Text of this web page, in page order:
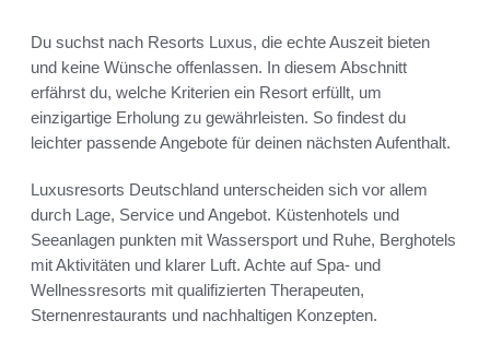
Du suchst nach Resorts Luxus, die echte Auszeit bieten
und keine Wünsche offenlassen. In diesem Abschnitt
erfährst du, welche Kriterien ein Resort erfüllt, um
einzigartige Erholung zu gewährleisten. So findest du
leichter passende Angebote für deinen nächsten Aufenthalt.
Luxusresorts Deutschland unterscheiden sich vor allem
durch Lage, Service und Angebot. Küstenhotels und
Seeanlagen punkten mit Wassersport und Ruhe, Berghotels
mit Aktivitäten und klarer Luft. Achte auf Spa- und
Wellnessresorts mit qualifizierten Therapeuten,
Sternenrestaurants und nachhaltigen Konzepten.